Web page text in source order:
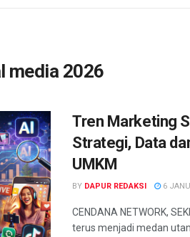
media 2026
Tren Marketing
Strategi, Data
UMKM
BY DAPUR REDAKSI 6
CENDANA NETWORK,
terus menjadi medan